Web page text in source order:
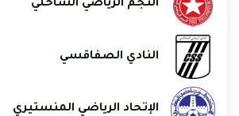
النجم الرياضي الساحلي
النادي الصفاقسي
الإتحاد الرياضي المنستيري